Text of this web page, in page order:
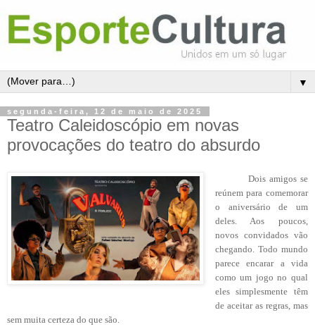
▼
segunda-feira, 12 de maio de 2025
Teatro Caleidoscópio em novas
provocações do teatro do absurdo
Dois amigos se
reúnem para comemorar
o aniversário de um
deles. Aos poucos,
novos convidados vão
chegando. Todo mundo
parece encarar a vida
como um jogo no qual
eles simplesmente têm
de aceitar as regras, mas
sem muita certeza do que são.